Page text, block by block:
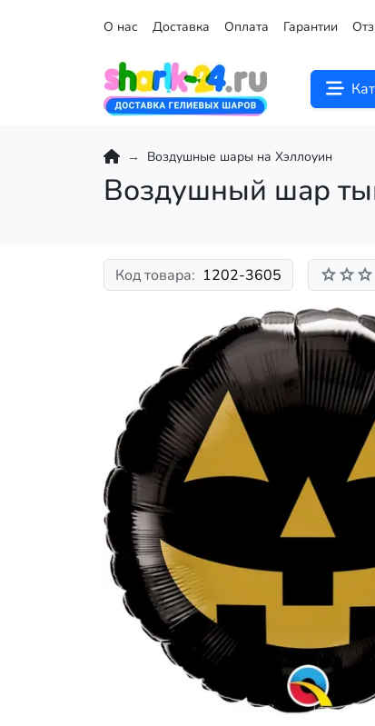
О нас Доставка Оплата Гарантии
Воздушные шары на Хэллоуин
Воздушный шар
Код товара: 1202-3605